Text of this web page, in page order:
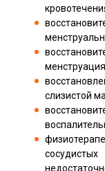
слизистой